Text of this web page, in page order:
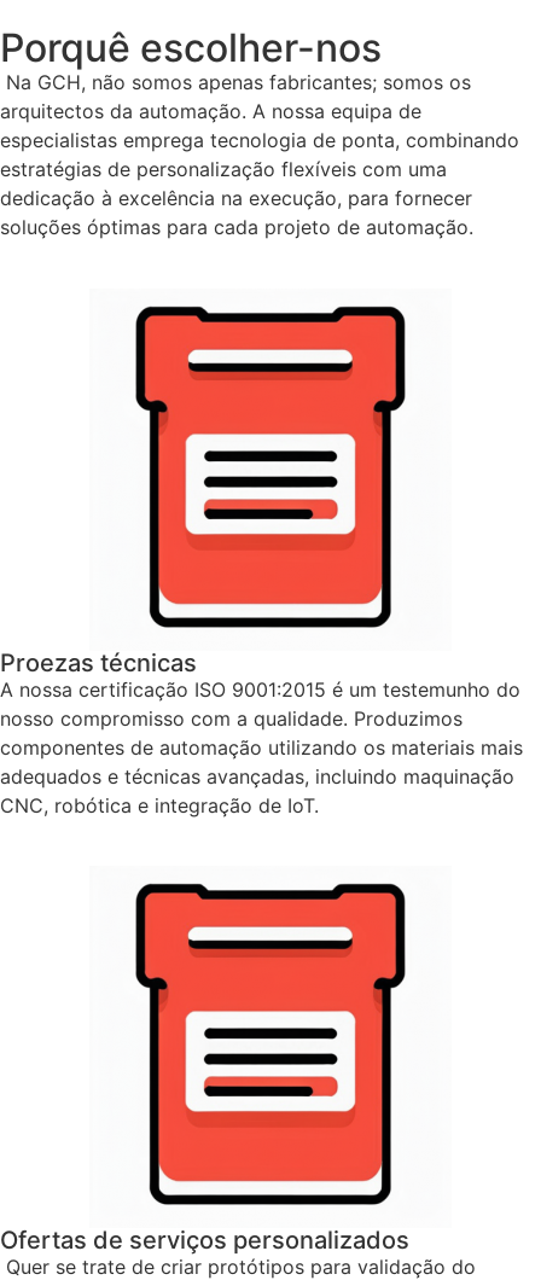
Porquê escolher-nos
Na GCH, não somos apenas fabricantes; somos os
arquitectos da automação. A nossa equipa de
especialistas emprega tecnologia de ponta, combinando
estratégias de personalização flexíveis com uma
dedicação à excelência na execução, para fornecer
soluções óptimas para cada projeto de automação.
Proezas técnicas
A nossa certificação ISO 9001:2015 é um testemunho do
nosso compromisso com a qualidade. Produzimos
componentes de automação utilizando os materiais mais
adequados e técnicas avançadas, incluindo maquinação
CNC, robótica e integração de IoT.
Ofertas de serviços personalizados
Quer se trate de criar protótipos para validação do